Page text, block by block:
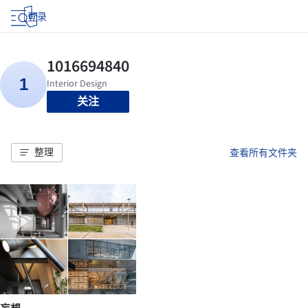
登录
关注
整理 查看所有文件夹